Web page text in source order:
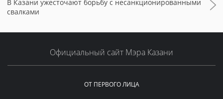
В Казани ужесточают борьбу с несанкционированными
свалками
Официальный сайт Мэра Казани
ОТ ПЕРВОГО ЛИЦА